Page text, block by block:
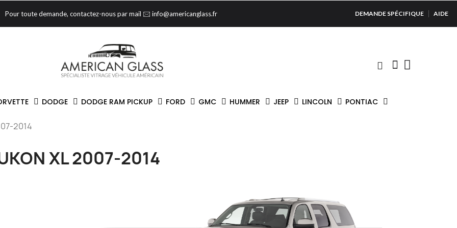
Pour toute demande, contactez-nous par mail 🖂 info@americanglass.fr DEMANDE SPÉCIFIQUE AIDE
DODGE DODGE RAM PICKUP FORD GMC HUMMER JEEP LINCOLN PONTIAC
2014
XL 2007-2014